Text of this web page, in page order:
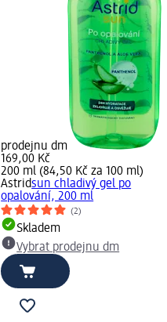
prodejnu dm
169,00 Kč
200 ml (84,50 Kč za 100 ml)
Astridsun chladivý gel po
opalování, 200 ml
(2)
Skladem
Vybrat prodejnu dm